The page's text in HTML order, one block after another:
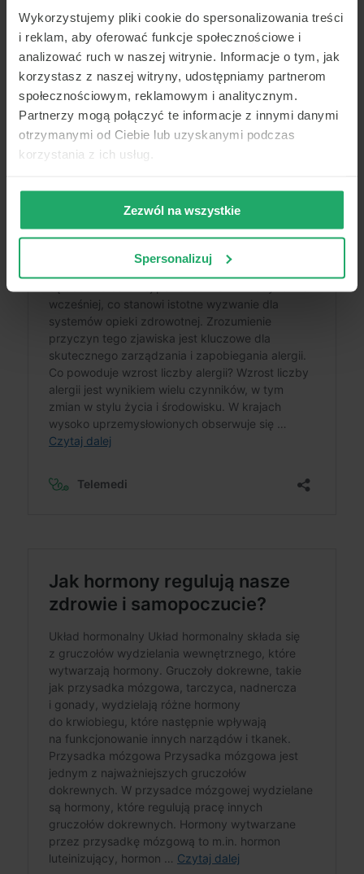
Wykorzystujemy pliki cookie do spersonalizowania treści
i reklam, aby oferować funkcje społecznościowe i
analizować ruch w naszej witrynie. Informacje o tym, jak
korzystasz z naszej witryny, udostępniamy partnerom
społecznościowym, reklamowym i analitycznym.
Partnerzy mogą połączyć te informacje z innymi danymi
otrzymanymi od Ciebie lub uzyskanymi podczas
korzystania z ich usług.
Zezwól na wszystkie
Spersonalizuj
do natychmiastowej konsultacji z lekarzem.
Zapobieganie ukąszeniu kleszcza oraz szybkie
i właściwe usunięcie kleszcza to kluczowe elementy
ochrony zdrowia przed chorobami przenoszonymi
przez te pasożyty.
Przeczytaj także o: